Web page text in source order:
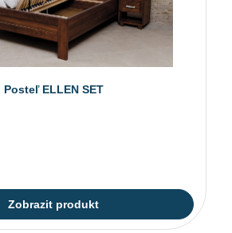
Posteľ ELLEN SET
Zobrazit produkt